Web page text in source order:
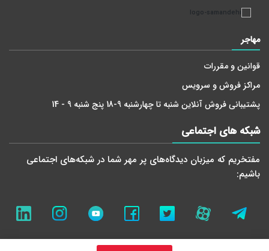
مهاجر
قوانین و مقررات
مراکز فروش و سرویس
پشتیبانی فروش آنلاین شنبه تا چهارشنبه 9-18 پنج شنبه 9 - 14
شبکه های اجتماعی
مفتخریم که میزبان دید‌گاه‌های پر مهر شما در شبکه‌های اجتماعی
باشیم: